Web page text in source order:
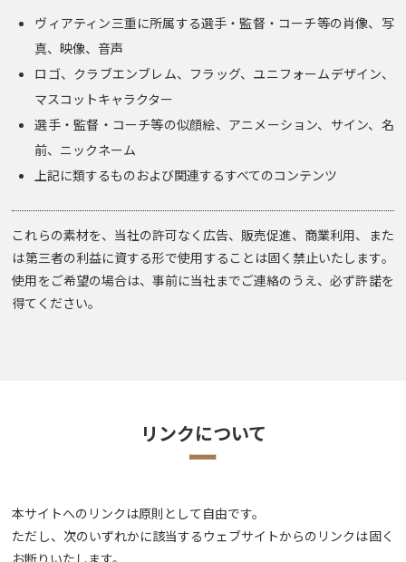
ヴィアティン三重に所属する選手・監督・コーチ等の肖像、写
真、映像、音声
ロゴ、クラブエンブレム、フラッグ、ユニフォームデザイン、
マスコットキャラクター
選手・監督・コーチ等の似顔絵、アニメーション、サイン、名
前、ニックネーム
上記に類するものおよび関連するすべてのコンテンツ
これらの素材を、当社の許可なく広告、販売促進、商業利用、また
は第三者の利益に資する形で使用することは固く禁止いたします。
使用をご希望の場合は、事前に当社までご連絡のうえ、必ず許諾を
得てください。
リンクについて
ー
本サイトへのリンクは原則として自由です。
ただし、次のいずれかに該当するウェブサイトからのリンクは固く
お断りいたします。